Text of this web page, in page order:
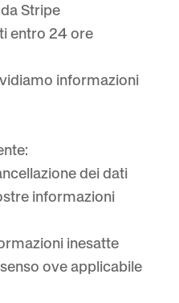
Stripe
entro 24 ore
informazioni
dei dati
informazioni
inesatte
ove applicabile